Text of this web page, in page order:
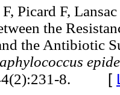
Picard F,
the
the Antibiotic
8.
[